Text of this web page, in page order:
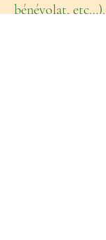
bénévolat, etc…).